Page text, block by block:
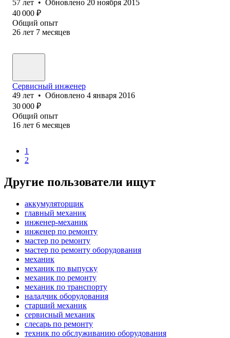
57 лет • Обновлено 20 ноября 2015
40 000 ₽
Общий опыт
26 лет 7 месяцев
Сервисный инженер
49 лет • Обновлено 4 января 2016
30 000 ₽
Общий опыт
16 лет 6 месяцев
1
2
Другие пользователи ищут
аккумуляторщик
главный механик
инженер-механик
инженер по ремонту
мастер по ремонту
мастер по ремонту оборудования
механик
механик по выпуску
механик по ремонту
механик по транспорту
наладчик оборудования
старший механик
сервисный механик
слесарь по ремонту
техник по обслуживанию оборудования